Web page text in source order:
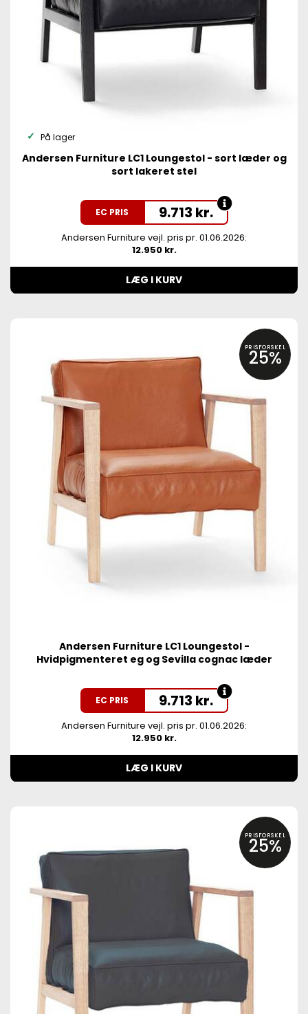
På lager
Andersen Furniture LC1 Loungestol - sort læder og
sort lakeret stel
EC PRIS 9.713 kr.
Andersen Furniture vejl. pris pr. 01.06.2026:
12.950 kr.
LÆG I KURV
PRISFORSKEL
25%
Andersen Furniture LC1 Loungestol -
Hvidpigmenteret eg og Sevilla cognac læder
EC PRIS 9.713 kr.
Andersen Furniture vejl. pris pr. 01.06.2026:
12.950 kr.
LÆG I KURV
PRISFORSKEL
25%